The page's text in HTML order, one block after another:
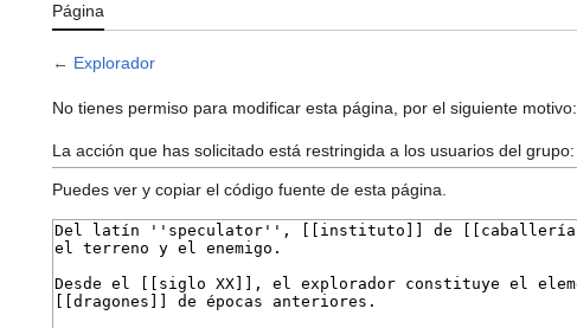
Página
← Explorador
No tienes permiso para modificar esta página, por el siguiente motivo:
La acción que has solicitado está restringida a los usuarios del grupo:
Puedes ver y copiar el código fuente de esta página.